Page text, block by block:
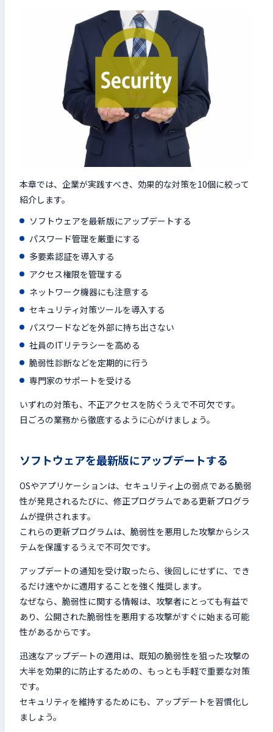
本章では、企業が実践すべき、効果的な対策を10個に絞って
紹介します。
ソフトウェアを最新版にアップデートする
パスワード管理を厳重にする
多要素認証を導入する
アクセス権限を管理する
ネットワーク機器にも注意する
セキュリティ対策ツールを導入する
パスワードなどを外部に持ち出さない
社員のITリテラシーを高める
脆弱性診断などを定期的に行う
専門家のサポートを受ける
いずれの対策も、不正アクセスを防ぐうえで不可欠です。
日ごろの業務から徹底するように心がけましょう。
ソフトウェアを最新版にアップデートする
OSやアプリケーションは、セキュリティ上の弱点である脆弱
性が発見されるたびに、修正プログラムである更新プログラ
ムが提供されます。
これらの更新プログラムは、脆弱性を悪用した攻撃からシス
テムを保護するうえで不可欠です。
アップデートの通知を受け取ったら、後回しにせずに、でき
るだけ速やかに適用することを強く推奨します。
なぜなら、脆弱性に関する情報は、攻撃者にとっても有益で
あり、公開された脆弱性を悪用する攻撃がすぐに始まる可能
性があるからです。
迅速なアップデートの適用は、既知の脆弱性を狙った攻撃の
大半を効果的に防止するための、もっとも手軽で重要な対策
です。
セキュリティを維持するためにも、アップデートを習慣化し
ましょう。